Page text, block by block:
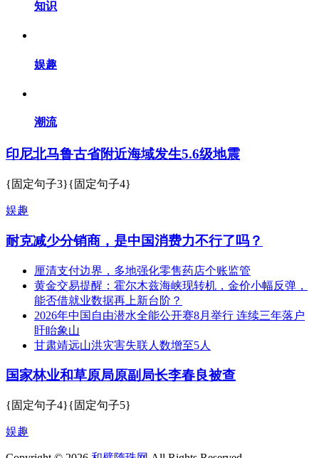
知识
娱趣
潮流
印尼北马鲁古省附近海域发生5.6级地震
{固定句子3}{固定句子4}
娱趣
耐克减少分销商，是中国消费力不行了吗？
厘清支付边界，多地强化零售药店个账监管
黄金交易提醒：霍尔木兹海峡现转机，金价小幅反弹，
能否借就业数据再上新台阶？
2026年中国自由潜水全能公开赛8月举行 连续三年落户
盱眙象山
甘肃靖远山洪灾害失联人数增至5人
国家林业和草原局原副局长李春良被查
{固定句子4}{固定句子5}
娱趣